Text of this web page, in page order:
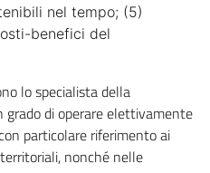
nel tempo; (5)
benefici del
lo specialista della
di operare elettivamente
particolare riferimento ai
nonché nelle